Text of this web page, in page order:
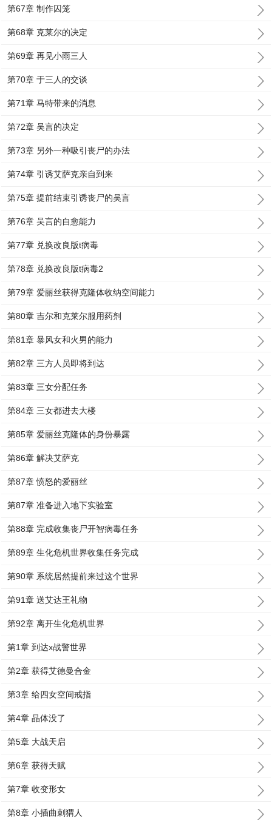
第67章 制作囚笼
第68章 克莱尔的决定
第69章 再见小雨三人
第70章 于三人的交谈
第71章 马特带来的消息
第72章 吴言的决定
第73章 另外一种吸引丧尸的办法
第74章 引诱艾萨克亲自到来
第75章 提前结束引诱丧尸的吴言
第76章 吴言的自愈能力
第77章 兑换改良版t病毒
第78章 兑换改良版t病毒2
第79章 爱丽丝获得克隆体收纳空间能力
第80章 吉尔和克莱尔服用药剂
第81章 暴风女和火男的能力
第82章 三方人员即将到达
第83章 三女分配任务
第84章 三女都进去大楼
第85章 爱丽丝克隆体的身份暴露
第86章 解决艾萨克
第87章 愤怒的爱丽丝
第87章 准备进入地下实验室
第88章 完成收集丧尸开智病毒任务
第89章 生化危机世界收集任务完成
第90章 系统居然提前来过这个世界
第91章 送艾达王礼物
第92章 离开生化危机世界
第1章 到达x战警世界
第2章 获得艾德曼合金
第3章 给四女空间戒指
第4章 晶体没了
第5章 大战天启
第6章 获得天赋
第7章 收变形女
第8章 小插曲刺猬人